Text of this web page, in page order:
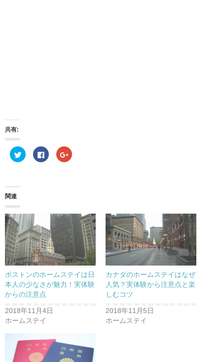
共有:
ク
リ
t
e
r
で
共
有
(
新
し
い
ウ
ィ
ン
ド
ウ
開
き
ま
す
F
a
有
に
は
ク
リ
ッ
ク
し
て
く
だ
さ
い
新
し
ド
ウ
で
ク
リ
l
e
+
で
共
有
(
新
し
い
ウ
ィ
ン
ド
関連
ボストンのホームステイは日
本人の少なさが魅力！実体験
からの注意点
2018年11月4日
ホームステイ
カナダのホームステイはなぜ
人気？実体験から注意点と楽
しむコツ
2018年11月5日
ホームステイ